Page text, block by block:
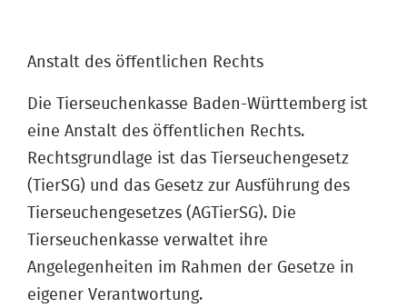
Anstalt des öffentlichen Rechts
Die Tierseuchenkasse Baden-Württemberg ist
eine Anstalt des öffentlichen Rechts.
Rechtsgrundlage ist das Tierseuchengesetz
(TierSG) und das Gesetz zur Ausführung des
Tierseuchengesetzes (AGTierSG). Die
Tierseuchenkasse verwaltet ihre
Angelegenheiten im Rahmen der Gesetze in
eigener Verantwortung.